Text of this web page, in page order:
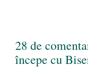
28 de
începe cu